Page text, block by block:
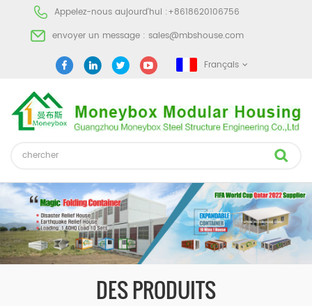
Appelez-nous aujourd'hui :+8618620106756
envoyer un message : sales@mbshouse.com
Français
DES PRODUITS